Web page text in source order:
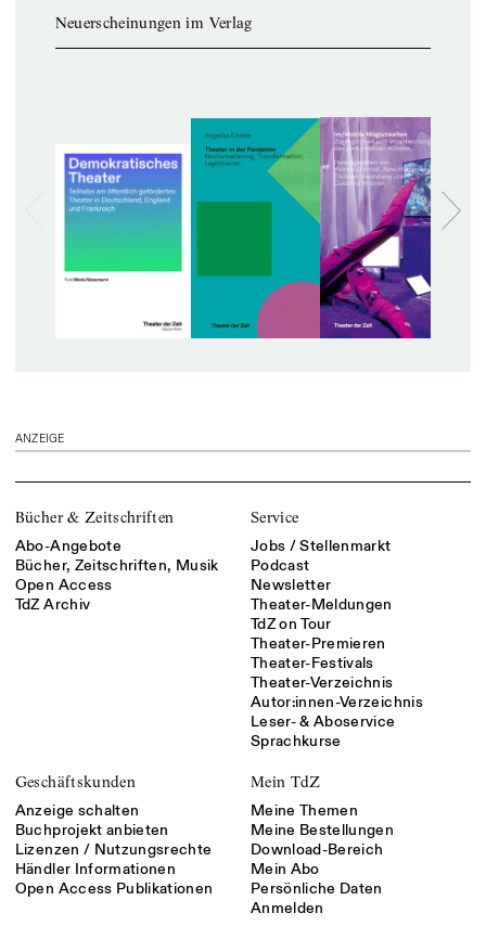
Neuerscheinungen im Verlag
ANZEIGE
Bücher & Zeitschriften
Abo-Angebote
Bücher, Zeitschriften, Musik
Open Access
TdZ Archiv
Service
Jobs / Stellenmarkt
Podcast
Newsletter
Theater-Meldungen
TdZ on Tour
Theater-Premieren
Theater-Festivals
Theater-Verzeichnis
Autor:innen-Verzeichnis
Leser- & Aboservice
Sprachkurse
Geschäftskunden
Anzeige schalten
Buchprojekt anbieten
Lizenzen / Nutzungsrechte
Händler Informationen
Open Access Publikationen
Mein TdZ
Meine Themen
Meine Bestellungen
Download-Bereich
Mein Abo
Persönliche Daten
Anmelden